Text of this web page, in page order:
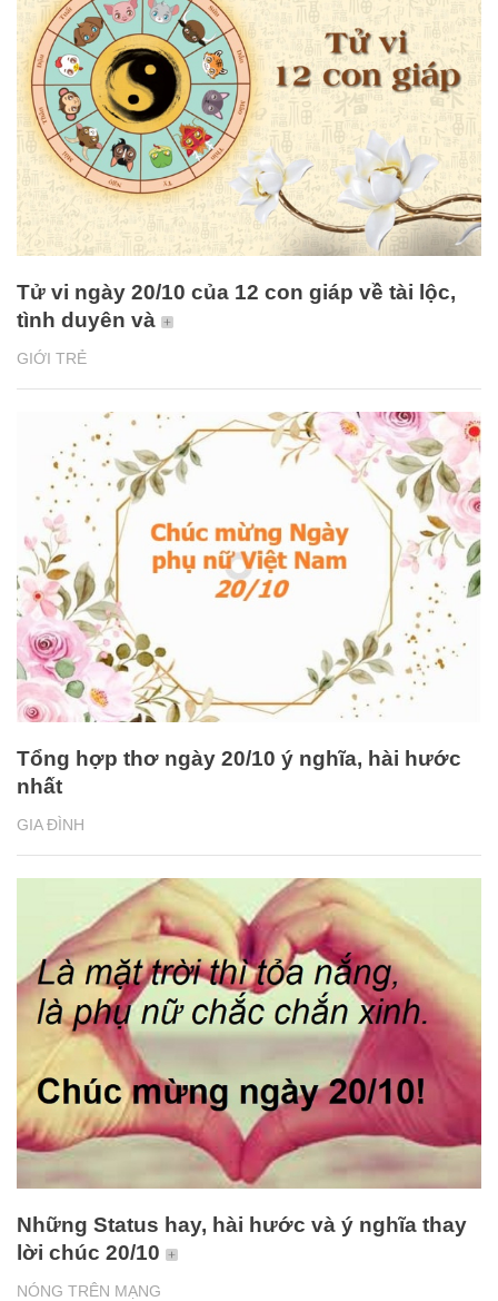
GIỚI TRẺ
Tử vi ngày 20/10 của 12 con giáp về tài lộc,
tình duyên và
GIA ĐÌNH
Tổng hợp thơ ngày 20/10 ý nghĩa, hài hước
nhất
NÓNG TRÊN MẠNG
Những Status hay, hài hước và ý nghĩa thay
lời chúc 20/10